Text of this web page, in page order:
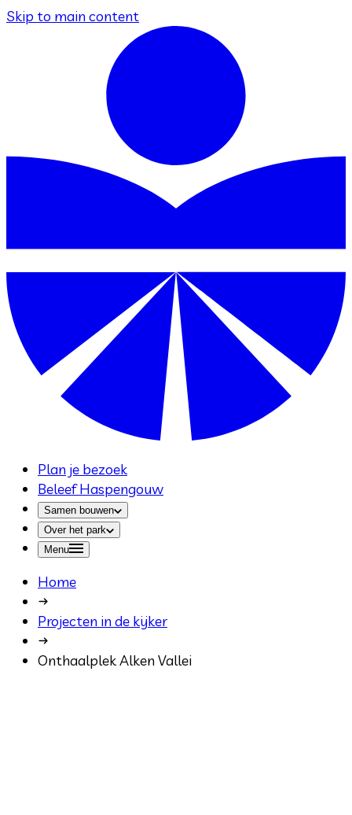
Skip to main content
Plan je bezoek
Beleef Haspengouw
Samen bouwen
Over het park
Menu
Home
Projecten in de kijker
Onthaalplek Alken Vallei